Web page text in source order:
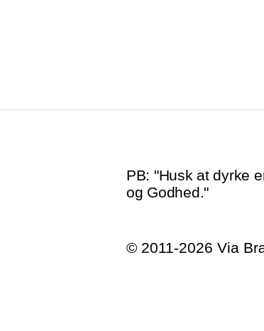
PB: "Husk at dyrke
og Godhed."
© 2011-2026 Via